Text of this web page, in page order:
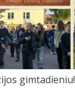
gimtadieniu!